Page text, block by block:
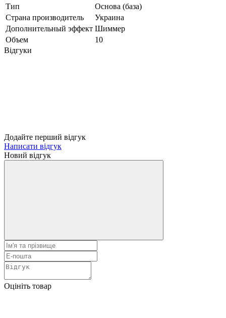
Тип
Основа (база)
Страна производитель
Украина
Дополнительный эффект Шиммер
Объем
10
Відгуки
Додайте перший відгук
Написати відгук
Новий відгук
Оцініть товар